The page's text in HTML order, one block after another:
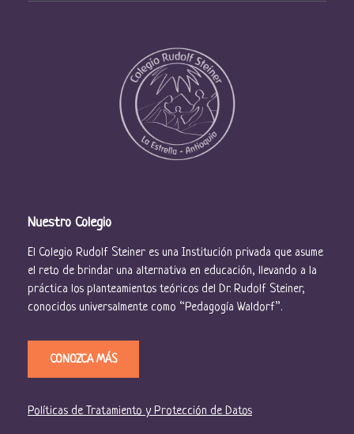
Nuestro Colegio
El Colegio Rudolf Steiner es una Institución privada que asume
el reto de brindar una alternativa en educación, llevando a la
práctica los planteamientos teóricos del Dr. Rudolf Steiner,
conocidos universalmente como “Pedagogía Waldorf”.
CONOZCA MÁS
Políticas de Tratamiento y Protección de Datos